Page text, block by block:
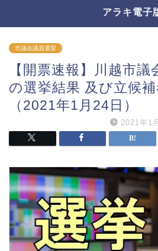
アラキ電子
市議会議員選挙
【開票速報】川越市
の選挙結果 及び立候
（2021年1月24日）
2021年1